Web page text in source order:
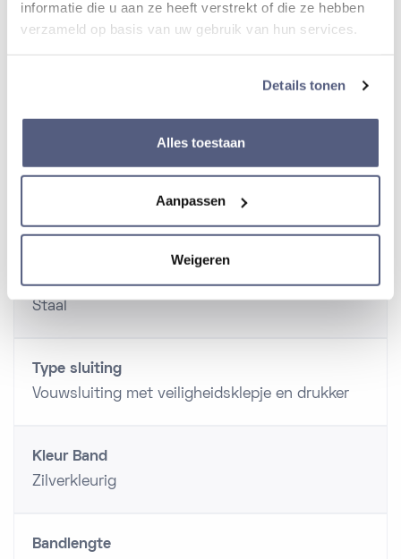
informatie die u aan ze heeft verstrekt of die ze hebben
verzameld op basis van uw gebruik van hun services.
Details tonen
Alles toestaan
Aanpassen
Weigeren
Diameter kast
Materiaal band
Staal
Type sluiting
Vouwsluiting met veiligheidsklepje en drukker
Kleur Band
Zilverkleurig
Bandlengte